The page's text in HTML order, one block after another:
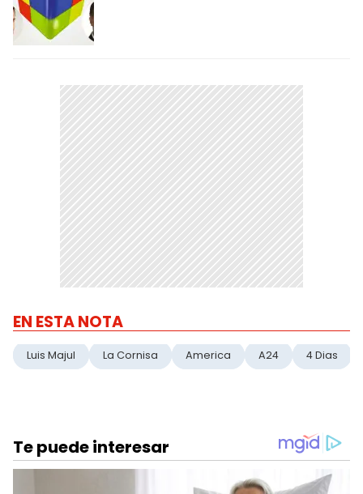
EN ESTA NOTA
Luis Majul La Cornisa America A24 4 Dias